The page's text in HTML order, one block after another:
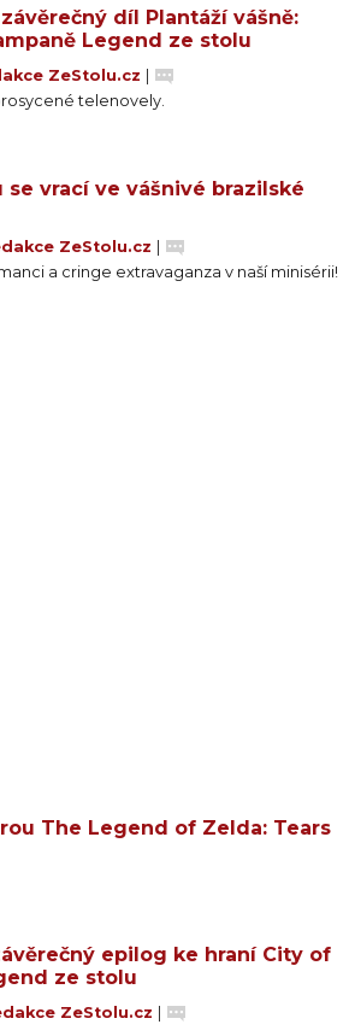
díl Plantáží vášně:
Legend ze stolu
ZeStolu.cz
telenovely.
vrací ve vášnivé brazilské
ZeStolu.cz
a cringe extravaganza v naší minisérii!
The Legend of Zelda: Tears
epilog ke hraní City of
ze stolu
ZeStolu.cz